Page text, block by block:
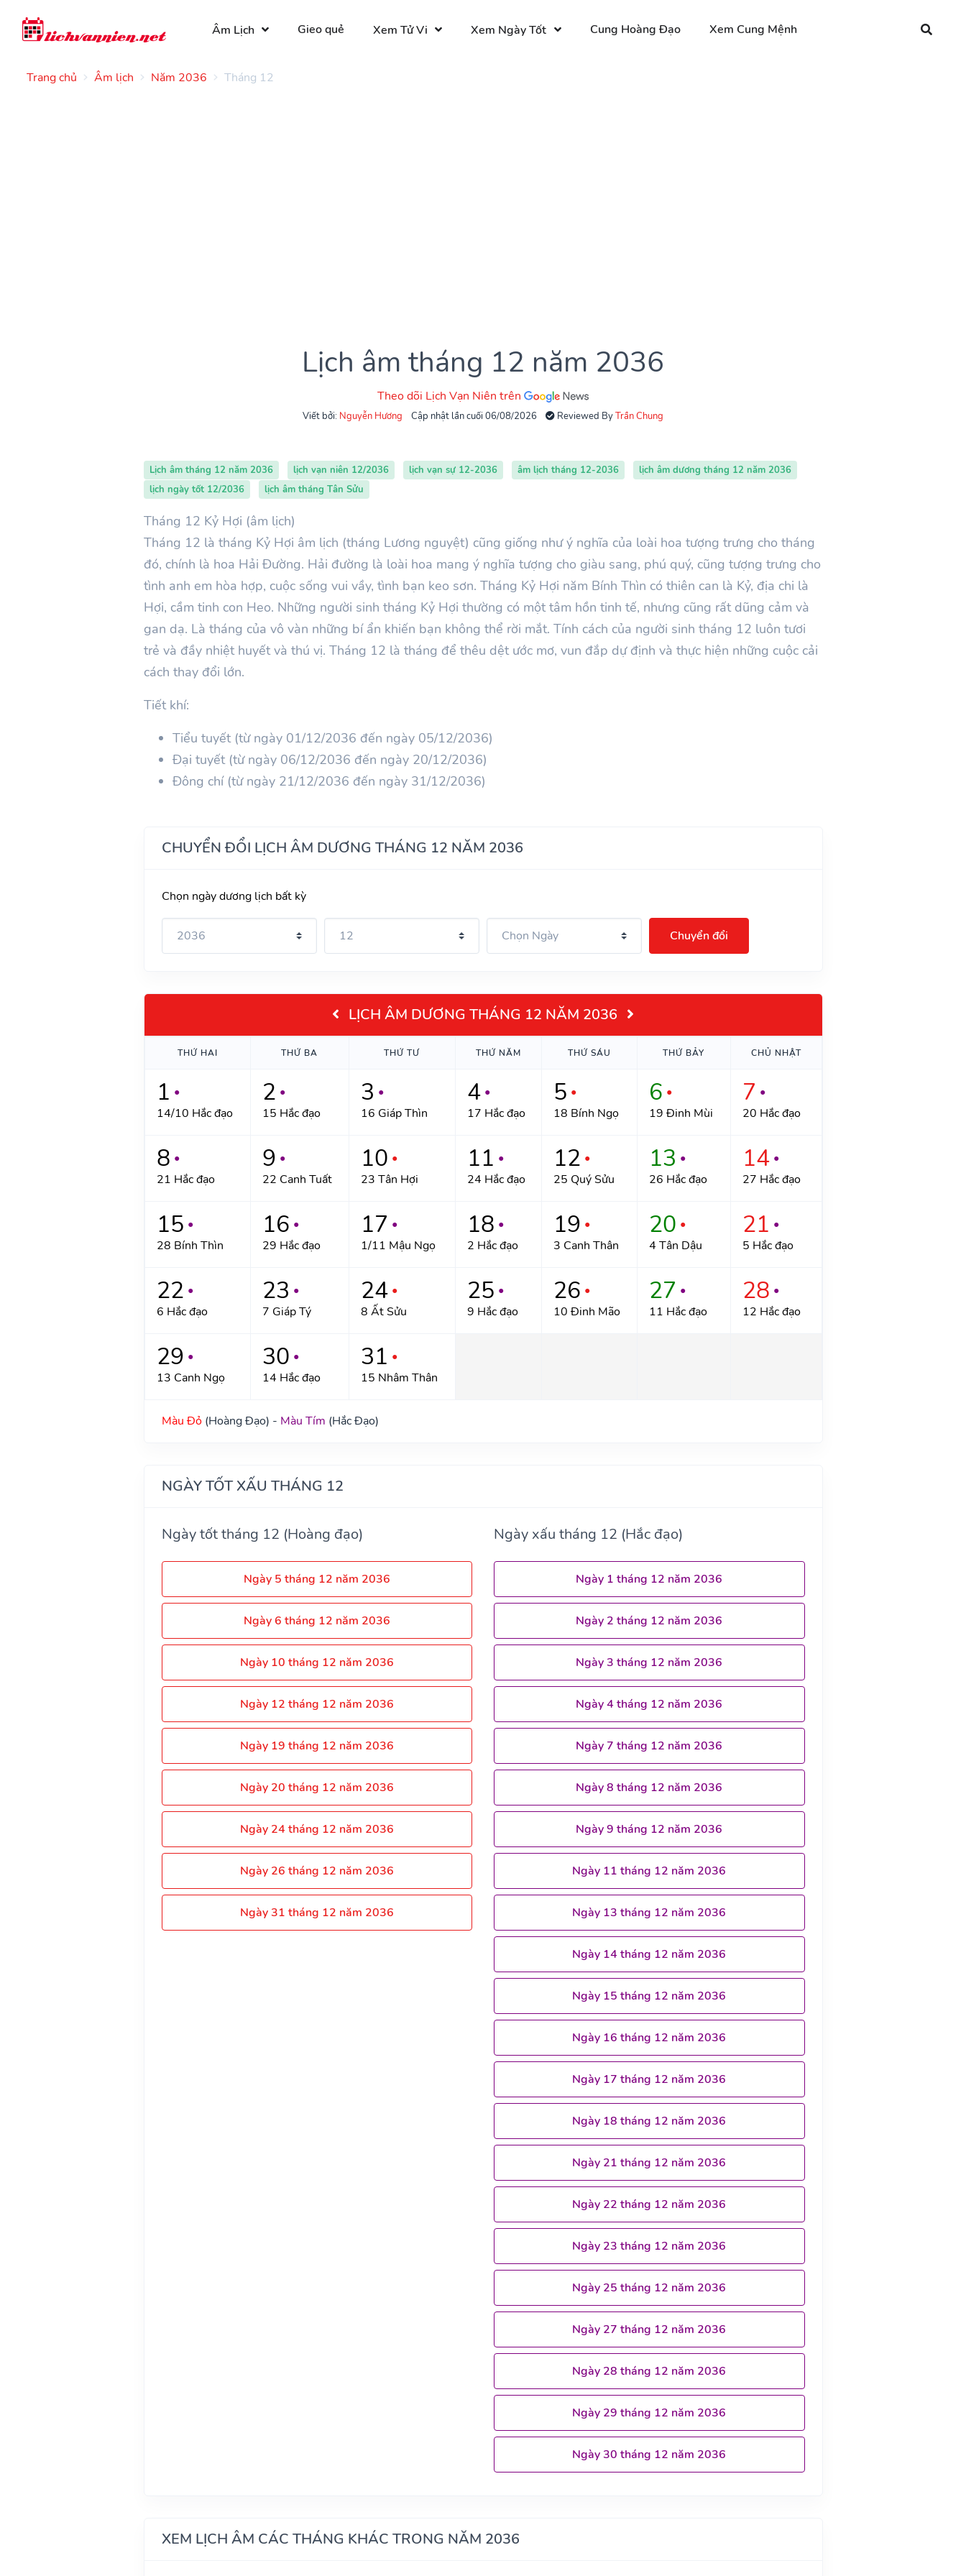
Âm Lịch Gieo quẻ Xem Tử Vi Xem Ngày Tốt Cung Hoàng Đạo Xem Cung Mệnh
Trang chủ Âm lịch Năm 2036 Tháng 12
Lịch âm tháng 12 năm 2036
Theo dõi Lịch Vạn Niên trên
Viết bởi: Nguyễn Hương Cập nhật lần cuối 06/08/2026 Reviewed ByTrần Chung
Lịch âm tháng 12 năm 2036 lịch vạn niên 12/2036 lịch vạn sự 12-2036 âm lịch tháng 12-2036
lịch âm dương tháng 12 năm 2036
lịch ngày tốt 12/2036
lịch âm tháng Tân Sửu
Tháng 12 Kỷ Hợi (âm lịch)
Tháng 12 là tháng Kỷ Hợi âm lịch (tháng Lương nguyệt) cũng giống như ý nghĩa của loài hoa tượng trưng cho tháng
đó, chính là hoa Hải Đường. Hải đường là loài hoa mang ý nghĩa tượng cho giàu sang, phú quý, cũng tượng trưng cho
tình anh em hòa hợp, cuộc sống vui vầy, tình bạn keo sơn. Tháng Kỷ Hợi năm Bính Thìn có thiên can là Kỷ, địa chi là
Hợi, cầm tinh con Heo. Những người sinh tháng Kỷ Hợi thường có một tâm hồn tinh tế, nhưng cũng rất dũng cảm và
gan dạ. Là tháng của vô vàn những bí ẩn khiến bạn không thể rời mắt. Tính cách của người sinh tháng 12 luôn tươi
trẻ và đầy nhiệt huyết và thú vị. Tháng 12 là tháng để thêu dệt ước mơ, vun đắp dự định và thực hiện những cuộc cải
cách thay đổi lớn.
Tiết khí:
Tiểu tuyết (từ ngày 01/12/2036 đến ngày 05/12/2036)
Đại tuyết (từ ngày 06/12/2036 đến ngày 20/12/2036)
Đông chí (từ ngày 21/12/2036 đến ngày 31/12/2036)
CHUYỂN ĐỔI LỊCH ÂM DƯƠNG THÁNG 12 NĂM 2036
Chọn ngày dương lịch bất kỳ
Chuyển đổi
LỊCH ÂM DƯƠNG THÁNG 12 NĂM 2036
THỨ HAI THỨ BA THỨ TƯ THỨ NĂM THỨ SÁU THỨ BẢY CHỦ NHẬT
1 ●
14/10 Hắc đạo
2 ●
15 Hắc đạo
3 ●
16 Giáp Thìn
4 ●
17 Hắc đạo
5 ●
18 Bính Ngọ
6 ●
19 Đinh Mùi
7 ●
20 Hắc đạo
8 ●
21 Hắc đạo
9 ●
22 Canh Tuất
10 ●
23 Tân Hợi
11 ●
24 Hắc đạo
12 ●
25 Quý Sửu
13 ●
26 Hắc đạo
14 ●
27 Hắc đạo
15 ●
28 Bính Thìn
16 ●
29 Hắc đạo
17 ●
1/11 Mậu Ngọ
18 ●
2 Hắc đạo
19 ●
3 Canh Thân
20 ●
4 Tân Dậu
21 ●
5 Hắc đạo
22 ●
6 Hắc đạo
23 ●
7 Giáp Tý
24 ●
8 Ất Sửu
25 ●
9 Hắc đạo
26 ●
10 Đinh Mão
27 ●
11 Hắc đạo
28 ●
12 Hắc đạo
29 ●
13 Canh Ngọ
30 ●
14 Hắc đạo
31 ●
15 Nhâm Thân
Màu Đỏ(Hoàng Đạo) - Màu Tím (Hắc Đạo)
NGÀY TỐT XẤU THÁNG 12
Ngày tốt tháng 12 (Hoàng đạo)
Ngày 5 tháng 12 năm 2036
Ngày 6 tháng 12 năm 2036
Ngày 10 tháng 12 năm 2036
Ngày 12 tháng 12 năm 2036
Ngày 19 tháng 12 năm 2036
Ngày 20 tháng 12 năm 2036
Ngày 24 tháng 12 năm 2036
Ngày 26 tháng 12 năm 2036
Ngày 31 tháng 12 năm 2036
Ngày xấu tháng 12 (Hắc đạo)
Ngày 1 tháng 12 năm 2036
Ngày 2 tháng 12 năm 2036
Ngày 3 tháng 12 năm 2036
Ngày 4 tháng 12 năm 2036
Ngày 7 tháng 12 năm 2036
Ngày 8 tháng 12 năm 2036
Ngày 9 tháng 12 năm 2036
Ngày 11 tháng 12 năm 2036
Ngày 13 tháng 12 năm 2036
Ngày 14 tháng 12 năm 2036
Ngày 15 tháng 12 năm 2036
Ngày 16 tháng 12 năm 2036
Ngày 17 tháng 12 năm 2036
Ngày 18 tháng 12 năm 2036
Ngày 21 tháng 12 năm 2036
Ngày 22 tháng 12 năm 2036
Ngày 23 tháng 12 năm 2036
Ngày 25 tháng 12 năm 2036
Ngày 27 tháng 12 năm 2036
Ngày 28 tháng 12 năm 2036
Ngày 29 tháng 12 năm 2036
Ngày 30 tháng 12 năm 2036
XEM LỊCH ÂM CÁC THÁNG KHÁC TRONG NĂM 2036